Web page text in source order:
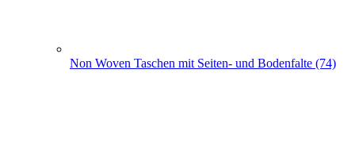
Non Woven Taschen mit Seiten- und Bodenfalte (74)